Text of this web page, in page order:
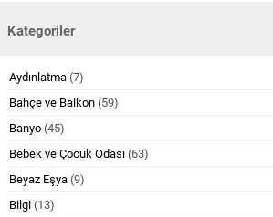
Kategoriler
Aydınlatma (7)
Bahçe ve Balkon (59)
Banyo (45)
Bebek ve Çocuk Odası (63)
Beyaz Eşya (9)
Bilgi (13)